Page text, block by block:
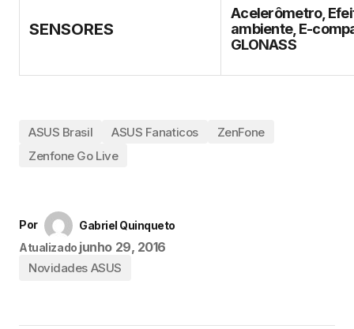
SENSORES
Acelerômetro,
ambiente, E-
GLONASS
ASUS Brasil ASUS Fanaticos
ZenFone
Zenfone Go Live
Por
Gabriel Quinqueto
Atualizado junho 29, 2016
Novidades ASUS